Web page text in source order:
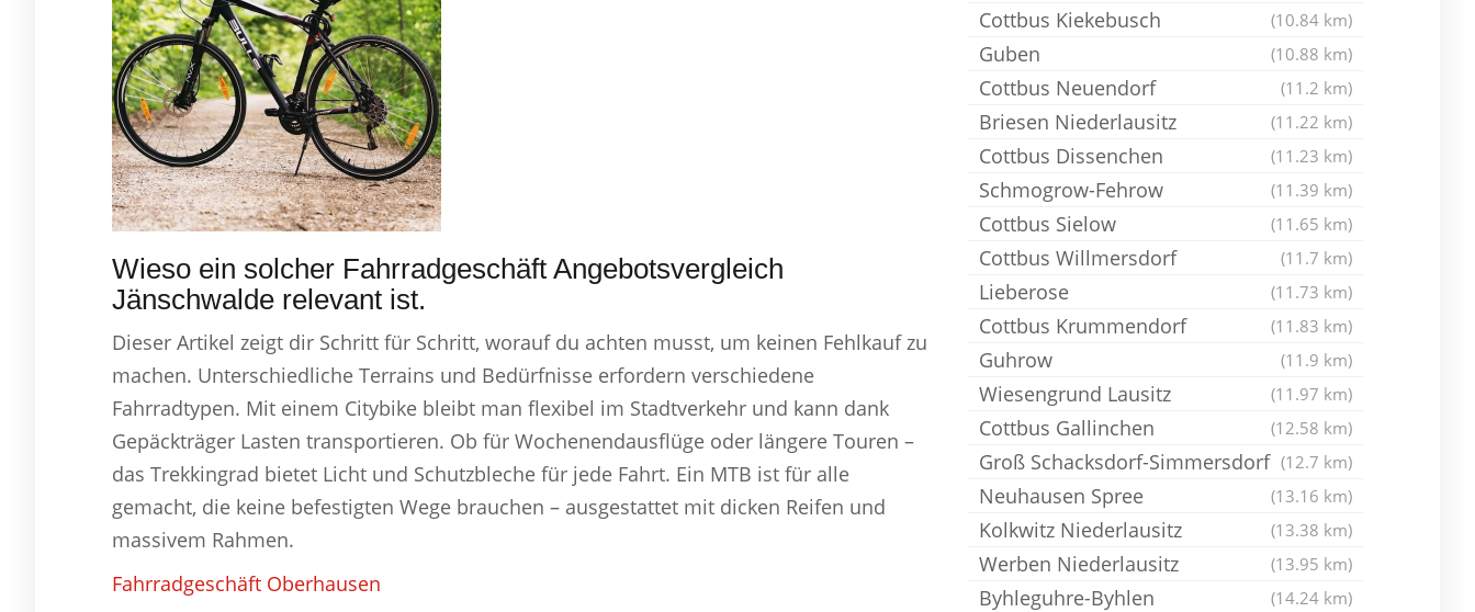
Wieso ein solcher Fahrradgeschäft Angebotsvergleich
Jänschwalde relevant ist.
Dieser Artikel zeigt dir Schritt für Schritt, worauf du achten musst, um keinen Fehlkauf zu
machen. Unterschiedliche Terrains und Bedürfnisse erfordern verschiedene
Fahrradtypen. Mit einem Citybike bleibt man flexibel im Stadtverkehr und kann dank
Gepäckträger Lasten transportieren. Ob für Wochenendausflüge oder längere Touren –
das Trekkingrad bietet Licht und Schutzbleche für jede Fahrt. Ein MTB ist für alle
gemacht, die keine befestigten Wege brauchen – ausgestattet mit dicken Reifen und
massivem Rahmen.
Fahrradgeschäft Oberhausen
Cottbus Kiekebusch (10.84 km)
Guben (10.88 km)
Cottbus Neuendorf (11.2 km)
Briesen Niederlausitz (11.22 km)
Cottbus Dissenchen (11.23 km)
Schmogrow-Fehrow (11.39 km)
Cottbus Sielow (11.65 km)
Cottbus Willmersdorf (11.7 km)
Lieberose (11.73 km)
Cottbus Krummendorf (11.83 km)
Guhrow (11.9 km)
Wiesengrund Lausitz (11.97 km)
Cottbus Gallinchen (12.58 km)
Groß Schacksdorf-Simmersdorf (12.7 km)
Neuhausen Spree (13.16 km)
Kolkwitz Niederlausitz (13.38 km)
Werben Niederlausitz (13.95 km)
Byhleguhre-Byhlen (14.24 km)